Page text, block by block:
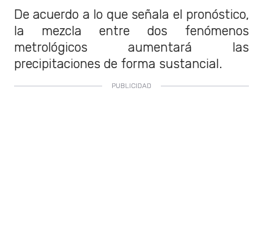
De acuerdo a lo que señala el pronóstico,
la mezcla entre dos fenómenos
metrológicos aumentará las
precipitaciones de forma sustancial.